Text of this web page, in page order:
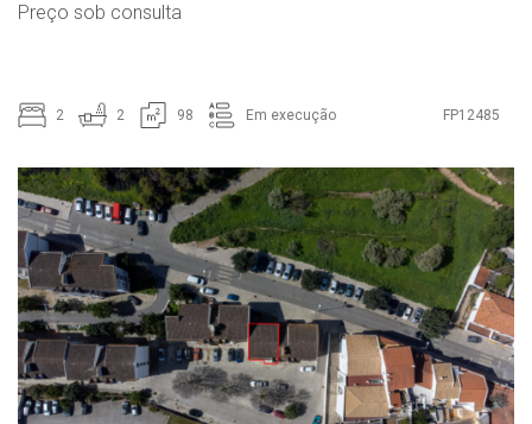
Preço sob consulta
2 2 98 Em execução FP12485